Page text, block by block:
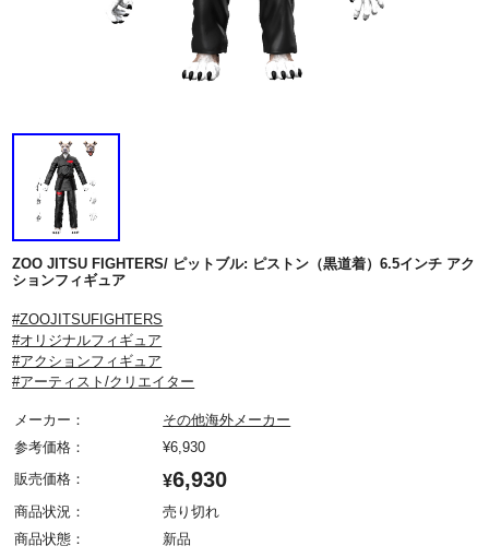
ZOO JITSU FIGHTERS/ ピットブル: ピストン（黒道着）6.5インチ アク
ションフィギュア
#ZOOJITSUFIGHTERS
#オリジナルフィギュア
#アクションフィギュア
#アーティスト/クリエイター
メーカー：
その他海外メーカー
参考価格：
¥6,930
販売価格：
¥6,930
商品状況：
売り切れ
商品状態：
新品